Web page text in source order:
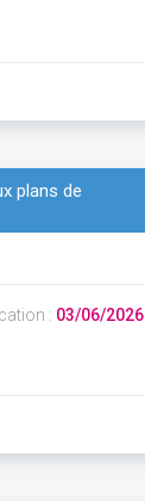
plans de
: 03/06/2026